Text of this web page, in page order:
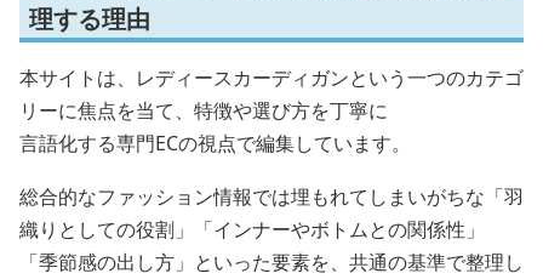
理する理由
本サイトは、レディースカーディガンという一つのカテゴ
リーに焦点を当て、特徴や選び方を丁寧に
言語化する専門ECの視点で編集しています。
総合的なファッション情報では埋もれてしまいがちな「羽
織りとしての役割」「インナーやボトムとの関係性」
「季節感の出し方」といった要素を、共通の基準で整理し